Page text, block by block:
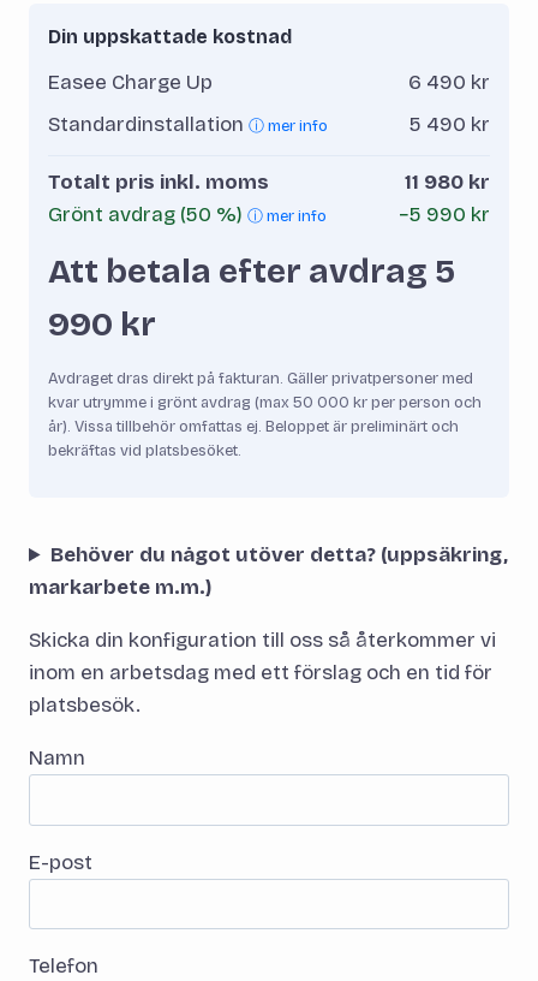
Din uppskattade kostnad
Easee Charge Up
6 490 kr
Standardinstallation ⓘ mer info 5 490 kr
Totalt pris inkl. moms
11 980 kr
Grönt avdrag (50 %) ⓘ mer info −5 990 kr
Att betala efter avdrag 5
990 kr
Avdraget dras direkt på fakturan. Gäller privatpersoner med
kvar utrymme i grönt avdrag (max 50 000 kr per person och
år). Vissa tillbehör omfattas ej. Beloppet är preliminärt och
bekräftas vid platsbesöket.
Behöver du något utöver detta? (uppsäkring,
markarbete m.m.)
Skicka din konfiguration till oss så återkommer vi
inom en arbetsdag med ett förslag och en tid för
platsbesök.
Namn
E-post
Telefon